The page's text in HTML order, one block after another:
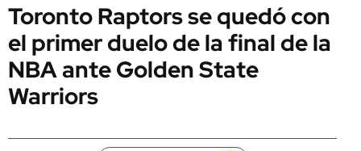
Toronto Raptors se quedó con
el primer duelo de la final de la
NBA ante Golden State
Warriors